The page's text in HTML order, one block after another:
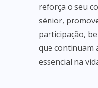
reforça o seu
sénior,
participação,
que continuam
essencial na